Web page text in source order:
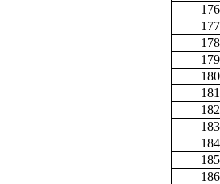
176
177
178
179
180
181
182
183
184
185
186